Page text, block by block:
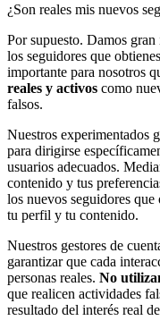
¿Son reales mis nuevos
Por supuesto. Damos
los seguidores que
importante para nosotros
reales y activos como
falsos.
Nuestros experimentados
para dirigirse
usuarios adecuados.
contenido y tus
los nuevos seguidores que
tu perfil y tu contenido.
Nuestros gestores de
garantizar que cada
personas reales. No
que realicen actividades
resultado del interés real